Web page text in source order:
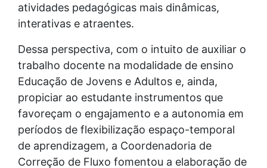
atividades pedagógicas mais dinâmicas,
interativas e atraentes.
Dessa perspectiva, com o intuito de auxiliar o
trabalho docente na modalidade de ensino
Educação de Jovens e Adultos e, ainda,
propiciar ao estudante instrumentos que
favoreçam o engajamento e a autonomia em
períodos de flexibilização espaço-temporal
de aprendizagem, a Coordenadoria de
Correção de Fluxo fomentou a elaboração de